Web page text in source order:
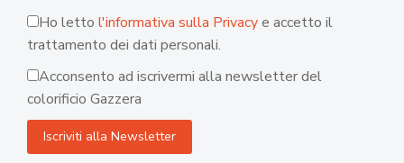
Ho letto l'informativa sulla Privacye accetto il
trattamento dei dati personali.
Acconsento ad iscrivermi alla newsletter del
colorificio Gazzera